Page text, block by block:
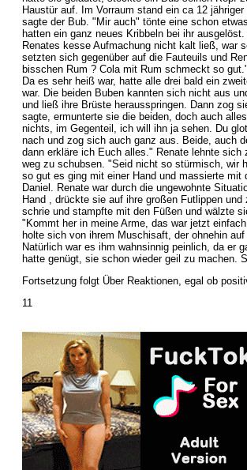
Haustür auf. Im Vorraum stand ein ca 12
sagte der Bub. "Mir auch" tönte eine schon
hatten ein ganz neues Kribbeln bei ihr
Renates kesse Aufmachung nicht kalt ließ, war
setzten sich gegenüber auf die Fauteuils und
bisschen Rum ? Cola mit Rum schmeckt so
Da es sehr heiß war, hatte alle drei bald ein
war. Die beiden Buben kannten sich nicht aus
und ließ ihre Brüste herausspringen. Dann zog
sagte, ermunterte sie die beiden, doch auch
nichts, im Gegenteil, ich will ihn ja sehen. Du
nach und zog sich auch ganz aus. Beide, auch
dann erkläre ich Euch alles." Renate lehnte sich
weg zu schubsen. "Seid nicht so stürmisch, wir
so gut es ging mit einer Hand und massierte
Daniel. Renate war durch die ungewohnte
Hand , drückte sie auf ihre großen Futlippen
schrie und stampfte mit den Füßen und wälzte
"Kommt her in meine Arme, das war jetzt
holte sich von ihrem Muschisaft, der ohnehin
Natürlich war es ihm wahnsinnig peinlich, da er
hatte genügt, sie schon wieder geil zu machen.
Fortsetzung folgt Über Reaktionen, egal ob
11